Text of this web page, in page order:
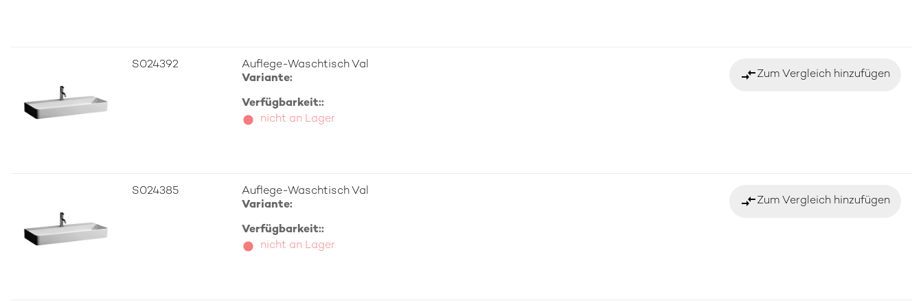
S024392
Auflege-Waschtisch Val
Variante:
Verfügbarkeit::
nicht an Lager
compare_arrowsZum Vergleich hinzufügen
S024385
Auflege-Waschtisch Val
Variante:
Verfügbarkeit::
nicht an Lager
compare_arrowsZum Vergleich hinzufügen